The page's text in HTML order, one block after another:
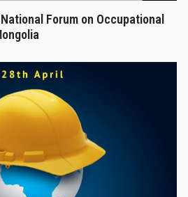
Forum on Occupational